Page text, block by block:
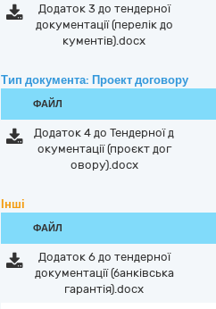
Додаток 3 до тендерної
документації (перелік до
кументів).docx
Тип документа: Проект договору
ФАЙЛ
Додаток 4 до Тендерної д
окументації (проєкт дог
овору).docx
Інші
ФАЙЛ
Додаток 6 до тендерної
документації (банківська
гарантія).docx